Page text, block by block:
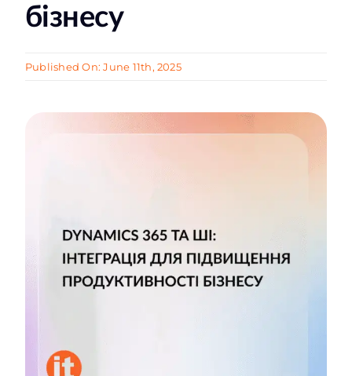
бізнесу
Published On: June 11th, 2025